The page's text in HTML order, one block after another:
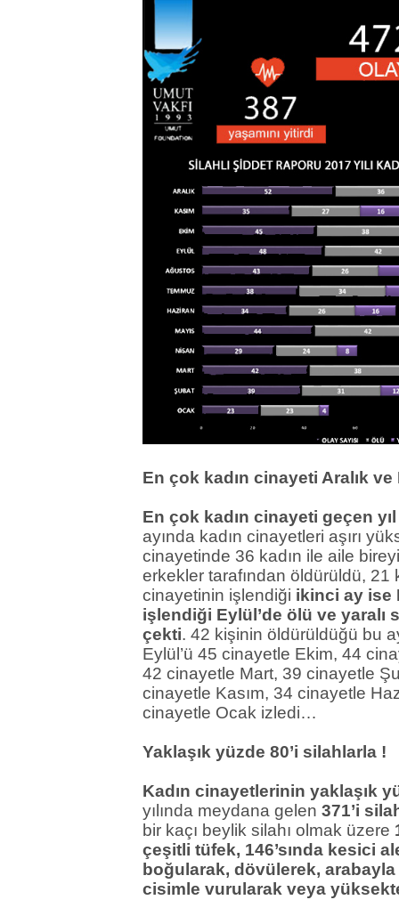
En çok kadın cinayeti Aralık ve
En çok kadın cinayeti geçen
ayında kadın cinayetleri aşırı
cinayetinde 36 kadın ile aile
erkekler tarafından öldürüldü, 21
cinayetinin işlendiği ikinci ay ise
işlendiği Eylül’de ölü ve yaralı
çekti. 42 kişinin öldürüldüğü bu
Eylül’ü 45 cinayetle Ekim, 44
42 cinayetle Mart, 39 cinayetle
cinayetle Kasım, 34 cinayetle
cinayetle Ocak izledi…
Yaklaşık yüzde 80’i silahlarla !
Kadın cinayetlerinin yaklaşık
yılında meydana gelen 371’i
bir kaçı beylik silahı olmak üzere
çeşitli tüfek, 146’sında kesici
boğularak, dövülerek,
cisimle vurularak veya